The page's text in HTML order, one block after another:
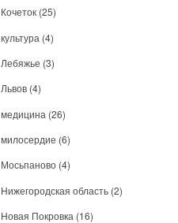
Кочеток (25)
культура (4)
Лебяжье (3)
Львов (4)
медицина (26)
милосердие (6)
Мосьпаново (4)
Нижегородская область (2)
Новая Покровка (16)